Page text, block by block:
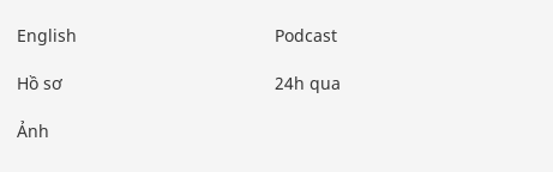
English
Hồ sơ
Ảnh
Podcast
24h qua